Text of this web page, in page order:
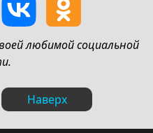
любимой социальной
Наверх